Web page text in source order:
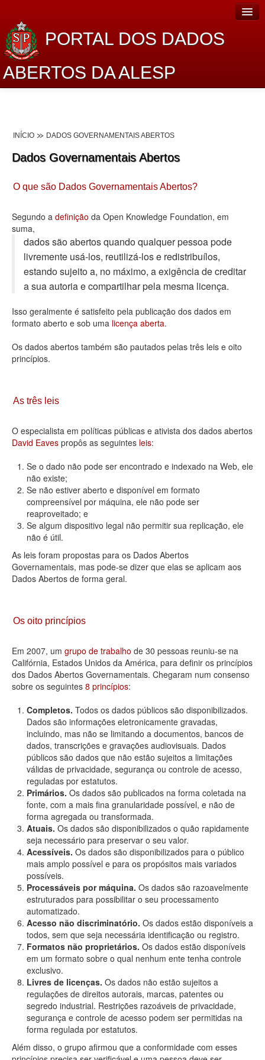
PORTAL DOS DADOS
ABERTOS DA ALESP
Lei de Acesso à Informação
Dados Governamentais Abertos
Planejamento
Catálogo de dados
Processo Legislativo
Deputados Estaduais
Administração
Legislação
Agenda
Contato
INÍCIO DADOS GOVERNAMENTAIS ABERTOS
Dados Governamentais Abertos
O que são Dados Governamentais Abertos?
Segundo a definição da Open Knowledge Foundation, em
suma,
dados são abertos quando qualquer pessoa pode
livremente usá-los, reutilizá-los e redistribuí­los,
estando sujeito a, no máximo, a exigência de creditar
a sua autoria e compartilhar pela mesma licença.
Isso geralmente é satisfeito pela publicação dos dados em
formato aberto e sob uma licença aberta.
Os dados abertos também são pautados pelas três leis e oito
princípios.
As três leis
O especialista em políticas públicas e ativista dos dados abertos
David Eaves propôs as seguintes leis:
Se o dado não pode ser encontrado e indexado na Web, ele
não existe;
Se não estiver aberto e disponível em formato
compreensível por máquina, ele não pode ser
reaproveitado; e
Se algum dispositivo legal não permitir sua replicação, ele
não é útil.
As leis foram propostas para os Dados Abertos
Governamentais, mas pode-se dizer que elas se aplicam aos
Dados Abertos de forma geral.
Os oito princípios
Em 2007, um grupo de trabalho de 30 pessoas reuniu-se na
Califórnia, Estados Unidos da América, para definir os princípios
dos Dados Abertos Governamentais. Chegaram num consenso
sobre os seguintes 8 princípios:
Completos. Todos os dados públicos são disponibilizados.
Dados são informações eletronicamente gravadas,
incluindo, mas não se limitando a documentos, bancos de
dados, transcrições e gravações audiovisuais. Dados
públicos são dados que não estão sujeitos a limitações
válidas de privacidade, segurança ou controle de acesso,
reguladas por estatutos.
Primários. Os dados são publicados na forma coletada na
fonte, com a mais fina granularidade possível, e não de
forma agregada ou transformada.
Atuais. Os dados são disponibilizados o quão rapidamente
seja necessário para preservar o seu valor.
Acessíveis. Os dados são disponibilizados para o público
mais amplo possível e para os propósitos mais variados
possíveis.
Processáveis por máquina. Os dados são razoavelmente
estruturados para possibilitar o seu processamento
automatizado.
Acesso não discriminatório. Os dados estão disponíveis a
todos, sem que seja necessária identificação ou registro.
Formatos não proprietários. Os dados estão disponíveis
em um formato sobre o qual nenhum ente tenha controle
exclusivo.
Livres de licenças. Os dados não estão sujeitos a
regulações de direitos autorais, marcas, patentes ou
segredo industrial. Restrições razoáveis de privacidade,
segurança e controle de acesso podem ser permitidas na
forma regulada por estatutos.
Além disso, o grupo afirmou que a conformidade com esses